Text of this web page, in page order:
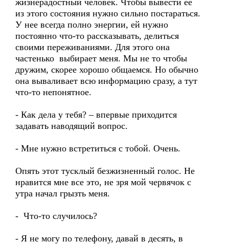
жизнерадостный человек. Чтобы вывести ее
из этого состояния нужно сильно постараться.
У нее всегда полно энергии, ей нужно
постоянно что-то рассказывать, делиться
своими переживаниями. Для этого она
частенько выбирает меня. Мы не то чтобы
дружим, скорее хорошо общаемся. Но обычно
она вываливает всю информацию сразу, а тут
что-то непонятное.
- Как дела у тебя? – впервые приходится
задавать наводящий вопрос.
- Мне нужно встретиться с тобой. Очень.
Опять этот тусклый безжизненный голос. Не
нравится мне все это, не зря мой червячок с
утра начал грызть меня.
- Что-то случилось?
- Я не могу по телефону, давай в десять, в